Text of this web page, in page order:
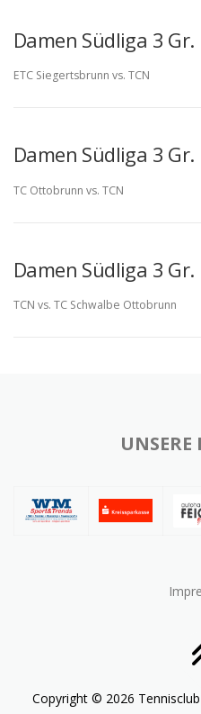
Damen Südliga 3 Gr.
ETC Siegertsbrunn vs. TCN
Damen Südliga 3 Gr.
TC Ottobrunn vs. TCN
Damen Südliga 3 Gr.
TCN vs. TC Schwalbe Ottobrunn
UNSERE
Copyright © 2026